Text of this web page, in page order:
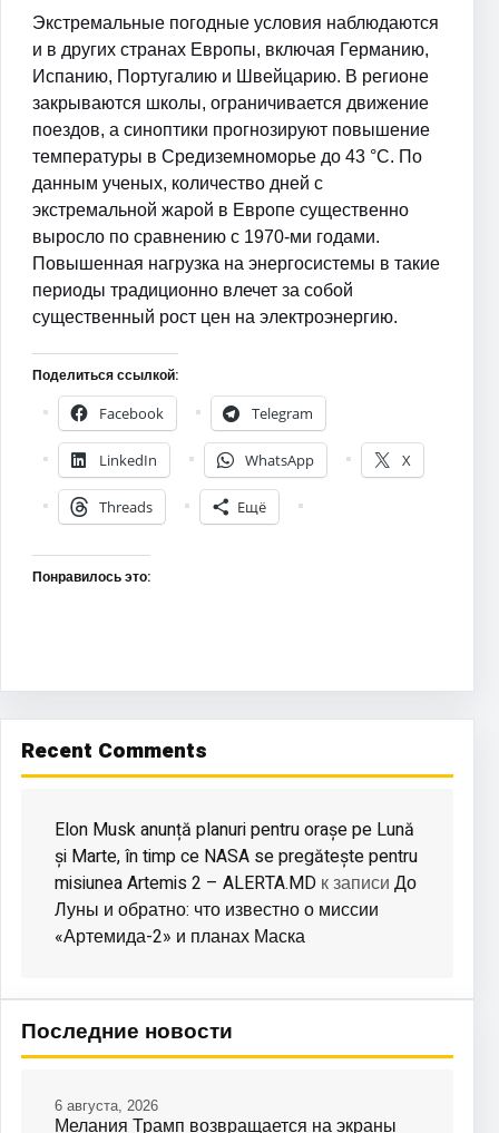
Экстремальные погодные условия наблюдаются
и в других странах Европы, включая Германию,
Испанию, Португалию и Швейцарию. В регионе
закрываются школы, ограничивается движение
поездов, а синоптики прогнозируют повышение
температуры в Средиземноморье до 43 °C. По
данным ученых, количество дней с
экстремальной жарой в Европе существенно
выросло по сравнению с 1970-ми годами.
Повышенная нагрузка на энергосистемы в такие
периоды традиционно влечет за собой
существенный рост цен на электроэнергию.
Поделиться ссылкой:
Facebook
Telegram
LinkedIn WhatsApp X
Threads Ещё
Понравилось это:
Recent Comments
Elon Musk anunță planuri pentru orașe pe Lună
și Marte, în timp ce NASA se pregătește pentru
misiunea Artemis 2 – ALERTA.MD к записи До
Луны и обратно: что известно о миссии
«Артемида-2» и планах Маска
Последние новости
Мелания Трамп возвращается на экраны
6 августа, 2026